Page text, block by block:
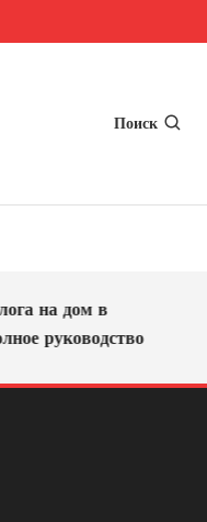
Поиск
на дом в
руководство